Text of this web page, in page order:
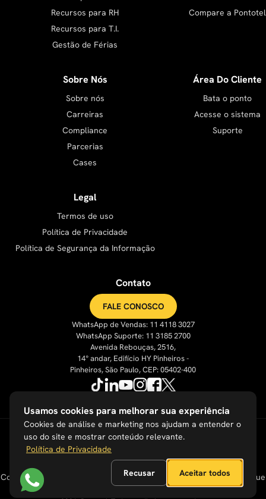
Recursos para RH
Recursos para T.I.
Gestão de Férias
Compare a Pontotel
Sobre Nós
Sobre nós
Carreiras
Compliance
Parcerias
Cases
Área Do Cliente
Bata o ponto
Acesse o sistema
Suporte
Legal
Termos de uso
Política de Privacidade
Política de Segurança da Informação
Contato
FALE CONOSCO
WhatsApp de Vendas: 11 4118 3027
WhatsApp Suporte: 11 3185 2700
Avenida Rebouças, 2516,
14° andar, Edifício HY Pinheiros -
Pinheiros, São Paulo, CEP: 05402-400
Coração nas pessoas, olhos no futuro e mãos na massa. É assim que
criamos juntos o futuro do trabalho!
Usamos cookies para melhorar sua experiência
Cookies de análise e marketing nos ajudam a entender o
uso do site e mostrar conteúdo relevante.
Política de Privacidade
Recusar Aceitar todos